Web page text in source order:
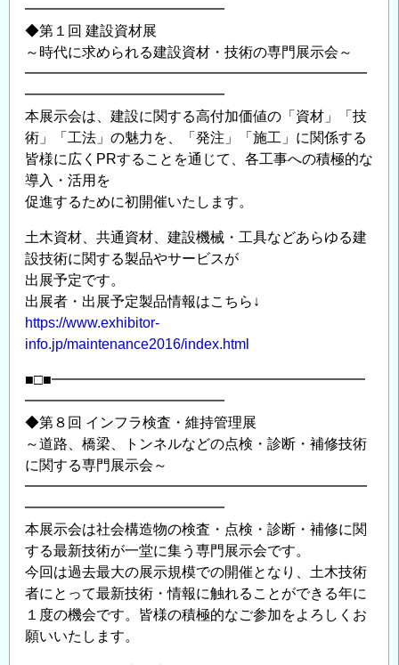
━━━━━━━━━━━━━━
◆第１回 建設資材展
～時代に求められる建設資材・技術の専門展示会～
━━━━━━━━━━━━━━━━━━━━━━━━
━━━━━━━━━━━━━━
本展示会は、建設に関する高付加価値の「資材」「技
術」「工法」の魅力を、「発注」「施工」に関係する
皆様に広くPRすることを通じて、各工事への積極的な
導入・活用を
促進するために初開催いたします。
土木資材、共通資材、建設機械・工具などあらゆる建
設技術に関する製品やサービスが
出展予定です。
出展者・出展予定製品情報はこちら↓
https://www.exhibitor-
info.jp/maintenance2016/index.html
■□■━━━━━━━━━━━━━━━━━━━━━━
━━━━━━━━━━━━━━
◆第８回 インフラ検査・維持管理展
～道路、橋梁、トンネルなどの点検・診断・補修技術
に関する専門展示会～
━━━━━━━━━━━━━━━━━━━━━━━━
━━━━━━━━━━━━━━
本展示会は社会構造物の検査・点検・診断・補修に関
する最新技術が一堂に集う専門展示会です。
今回は過去最大の展示規模での開催となり、土木技術
者にとって最新技術・情報に触れることができる年に
１度の機会です。皆様の積極的なご参加をよろしくお
願いいたします。